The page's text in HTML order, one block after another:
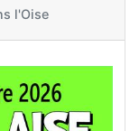
l'Oise